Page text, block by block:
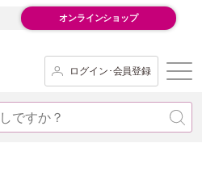
オンラインショップ
ログイン･会員登録